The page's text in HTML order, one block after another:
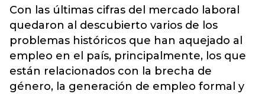
Con las últimas cifras del mercado laboral
quedaron al descubierto varios de los
problemas históricos que han aquejado al
empleo en el país, principalmente, los que
están relacionados con la brecha de
género, la generación de empleo formal y